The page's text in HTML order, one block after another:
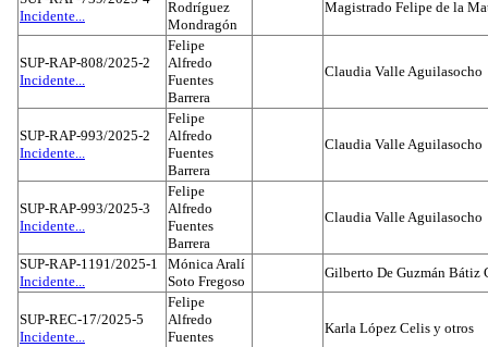
Incidente...
Rodríguez
Mondragón
Magistrado Felipe de la
SUP-RAP-808/2025-2
Incidente...
Felipe
Alfredo
Fuentes
Barrera
Claudia Valle Aguilasocho
SUP-RAP-993/2025-2
Incidente...
Felipe
Alfredo
Fuentes
Barrera
Claudia Valle Aguilasocho
SUP-RAP-993/2025-3
Incidente...
Felipe
Alfredo
Fuentes
Barrera
Claudia Valle Aguilasocho
SUP-RAP-1191/2025-1
Incidente...
Mónica Aralí
Soto Fregoso
Gilberto De Guzmán Bátiz
SUP-REC-17/2025-5
Incidente...
Felipe
Alfredo
Fuentes
Karla López Celis y otros